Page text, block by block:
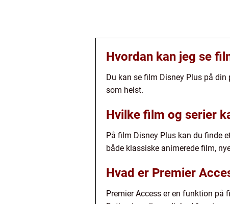
Hvordan kan jeg se
Du kan se film Disney Plus på
som helst.
Hvilke film og serier
På film Disney Plus kan du finde
både klassiske animerede film,
Hvad er Premier
Premier Access er en funktion på